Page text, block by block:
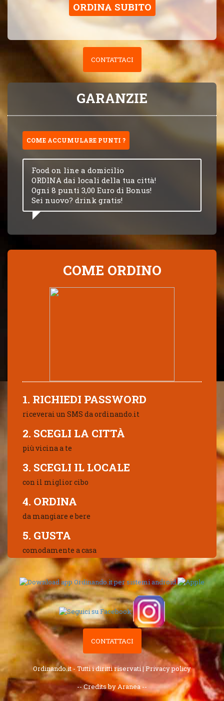
ORDINA SUBITO
CONTATTACI
GARANZIE
COME ACCUMULARE PUNTI ?
Food on line a domicilio
ORDINA dai locali della tua città!
Ogni 8 punti 3,00 Euro di Bonus!
Sei nuovo? drink gratis!
COME ORDINO
1. RICHIEDI PASSWORD
riceverai un SMS da ordinando.it
2. SCEGLI LA CITTÀ
più vicina a te
3. SCEGLI IL LOCALE
con il miglior cibo
4. ORDINA
da mangiare e bere
5. GUSTA
comodamente a casa
CONTATTACI
Ordinando.it - Tutti i diritti riservati | Privacy policy
-- Credits by Aranea --